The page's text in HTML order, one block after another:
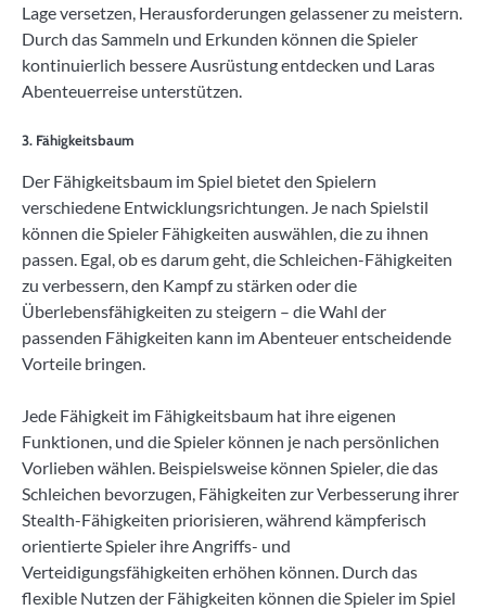
Lage versetzen, Herausforderungen gelassener zu meistern.
Durch das Sammeln und Erkunden können die Spieler
kontinuierlich bessere Ausrüstung entdecken und Laras
Abenteuerreise unterstützen.
3. Fähigkeitsbaum
Der Fähigkeitsbaum im Spiel bietet den Spielern
verschiedene Entwicklungsrichtungen. Je nach Spielstil
können die Spieler Fähigkeiten auswählen, die zu ihnen
passen. Egal, ob es darum geht, die Schleichen-Fähigkeiten
zu verbessern, den Kampf zu stärken oder die
Überlebensfähigkeiten zu steigern – die Wahl der
passenden Fähigkeiten kann im Abenteuer entscheidende
Vorteile bringen.
Jede Fähigkeit im Fähigkeitsbaum hat ihre eigenen
Funktionen, und die Spieler können je nach persönlichen
Vorlieben wählen. Beispielsweise können Spieler, die das
Schleichen bevorzugen, Fähigkeiten zur Verbesserung ihrer
Stealth-Fähigkeiten priorisieren, während kämpferisch
orientierte Spieler ihre Angriffs- und
Verteidigungsfähigkeiten erhöhen können. Durch das
flexible Nutzen der Fähigkeiten können die Spieler im Spiel